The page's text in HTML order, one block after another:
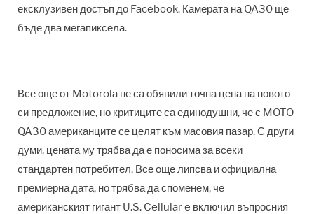
ексклузивен достъп до Facebook. Камерата на QA30 ще
бъде два мегапиксела.
Все още от Motorola не са обявили точна цена на новото
си предложение, но критиците са единодушни, че с MOTO
QA30 американците се целят към масовия пазар. С други
думи, цената му трябва да е поносима за всеки
стандартен потребител. Все още липсва и официална
премиерна дата, но трябва да споменем, че
американският гигант U.S. Cellular e включил въпросния